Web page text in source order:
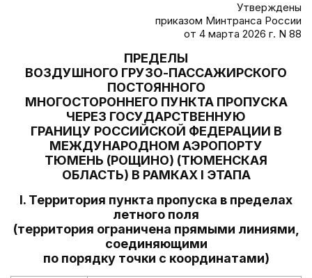
Утверждены
приказом Минтранса России
от 4 марта 2026 г. N 88
ПРЕДЕЛЫ
ВОЗДУШНОГО ГРУЗО-ПАССАЖИРСКОГО
ПОСТОЯННОГО
МНОГОСТОРОННЕГО ПУНКТА ПРОПУСКА
ЧЕРЕЗ ГОСУДАРСТВЕННУЮ
ГРАНИЦУ РОССИЙСКОЙ ФЕДЕРАЦИИ В
МЕЖДУНАРОДНОМ АЭРОПОРТУ
ТЮМЕНЬ (РОЩИНО) (ТЮМЕНСКАЯ
ОБЛАСТЬ) В РАМКАХ I ЭТАПА
I. Территория пункта пропуска в пределах
летного поля
(территория ограничена прямыми линиями,
соединяющими
по порядку точки с координатами)